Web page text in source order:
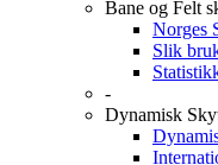
Bane og Felt
Norges
Slik
-
Dynamisk